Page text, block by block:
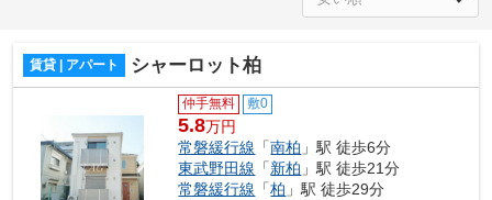
賃貸 | アパート シャーロット柏
仲手無料 敷0
5.8万円
常磐緩行線 「南柏 」駅 徒歩6分
東武野田線 「新柏 」駅 徒歩21分
常磐緩行線 「柏 」駅 徒歩29分